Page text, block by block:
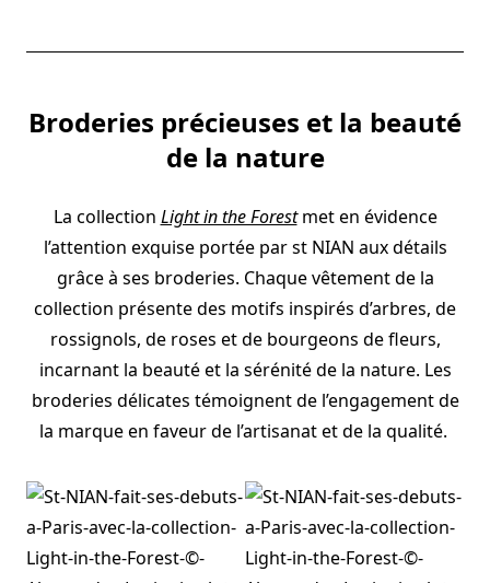
Broderies précieuses et la beauté
de la nature
La collection Light in the Forestmet en évidence
l’attention exquise portée par st NIAN aux détails
grâce à ses broderies. Chaque vêtement de la
collection présente des motifs inspirés d’arbres, de
rossignols, de roses et de bourgeons de fleurs,
incarnant la beauté et la sérénité de la nature. Les
broderies délicates témoignent de l’engagement de
la marque en faveur de l’artisanat et de la qualité.